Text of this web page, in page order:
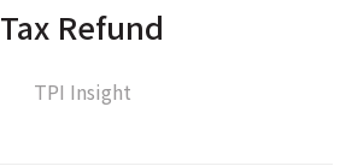
Tax Refund
TPI Insight